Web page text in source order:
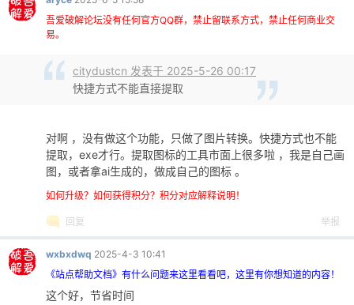
吾爱破解论坛没有任何官方QQ群，禁止留联系方式，禁止任何商业交
易。
citydustcn 发表于 2025-5-26 00:17
快捷方式不能直接提取
对啊 ，没有做这个功能，只做了图片转换。快捷方式也不能
提取，exe才行。提取图标的工具市面上很多啦 ，我是自己画
图，或者拿ai生成的，做成自己的图标 。
如何升级？如何获得积分？积分对应解释说明！
回复 举报
wxbxdwq 2025-4-3 10:41
《站点帮助文档》有什么问题来这里看看吧，这里有你想知道的内容！
这个好，节省时间